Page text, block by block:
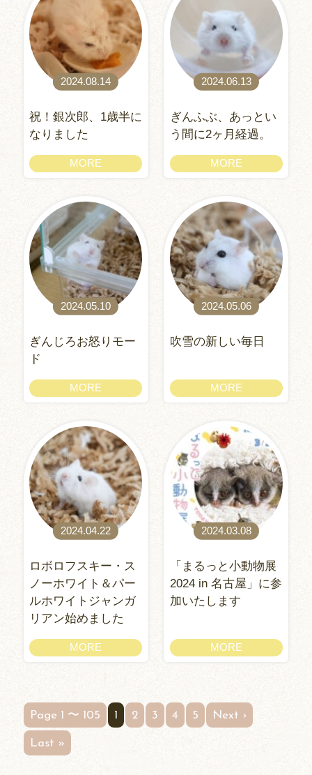
2024.08.14
祝！銀次郎、1歳半に
なりました
MORE
2024.06.13
ぎんふぶ、あっとい
う間に2ヶ月経過。
MORE
2024.05.10
ぎんじろお怒りモー
ド
MORE
2024.05.06
吹雪の新しい毎日
MORE
2024.04.22
ロボロフスキー・ス
ノーホワイト＆パー
ルホワイトジャンガ
リアン始めました
MORE
2024.03.08
「まるっと小動物展
2024 in 名古屋」に参
加いたします
MORE
Page 1 〜 105 1 2 3 4 5 Next ›
Last »